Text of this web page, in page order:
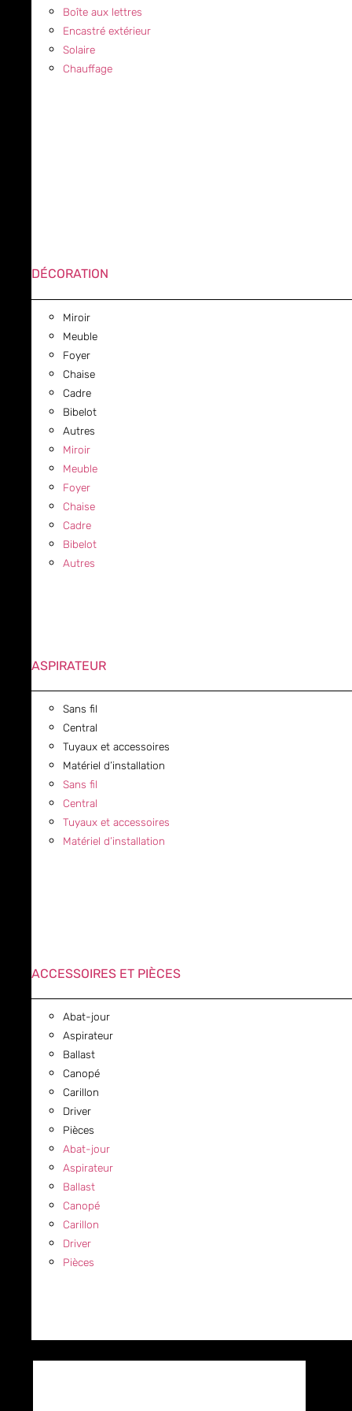
Boîte aux lettres
Encastré extérieur
Solaire
Chauffage
DÉCORATION
Miroir
Meuble
Foyer
Chaise
Cadre
Bibelot
Autres
Miroir
Meuble
Foyer
Chaise
Cadre
Bibelot
Autres
ASPIRATEUR
Sans fil
Central
Tuyaux et accessoires
Matériel d’installation
Sans fil
Central
Tuyaux et accessoires
Matériel d’installation
ACCESSOIRES ET PIÈCES
Abat-jour
Aspirateur
Ballast
Canopé
Carillon
Driver
Pièces
Abat-jour
Aspirateur
Ballast
Canopé
Carillon
Driver
Pièces